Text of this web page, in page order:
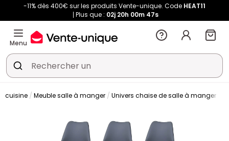
-11% dès 400€ sur les produits Vente-unique. Code HEAT11
Plus que : 02j 20h 00m 47s
Menu
cuisine Meuble salle à manger Univers chaise de salle à manger